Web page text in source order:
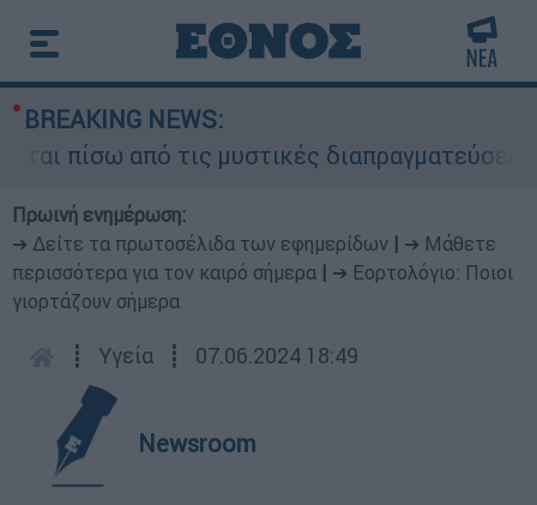
BREAKING NEWS:
από τις μυστικές διαπραγματεύσεις και
Πρωινή ενημέρωση:
➔ Δείτε τα πρωτοσέλιδα των εφημερίδων
➔ Μάθετε
περισσότερα για τον καιρό σήμερα
➔ Εορτολόγιο: Ποιοι
γιορτάζουν σήμερα
┋ Υγεία ┋ 07.06.2024 18:49
Newsroom